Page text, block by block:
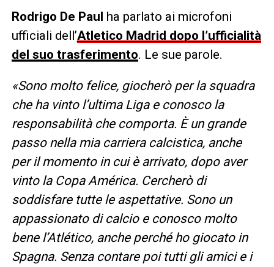
Rodrigo De Paul ha parlato ai microfoni
ufficiali dell’Atletico Madrid dopo l’ufficialità
del suo trasferimento. Le sue parole.
«Sono molto felice, giocherò per la squadra
che ha vinto l’ultima Liga e conosco la
responsabilità che comporta. È un grande
passo nella mia carriera calcistica, anche
per il momento in cui è arrivato, dopo aver
vinto la Copa América. Cercherò di
soddisfare tutte le aspettative. Sono un
appassionato di calcio e conosco molto
bene l’Atlético, anche perché ho giocato in
Spagna. Senza contare poi tutti gli amici e i